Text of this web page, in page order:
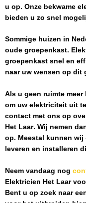
u op. Onze bekwame
bieden u zo snel
Sommige huizen in
oude groepenkast.
groepenkast snel en
naar uw wensen op dit
Als u geen ruimte
om uw elektriciteit uit
contact met ons op
Het Laar. Wij nemen
op. Meestal kunnen
leveren en installeren
Neem vandaag nog
Elektricien Het Laar
Bent u op zoek naar